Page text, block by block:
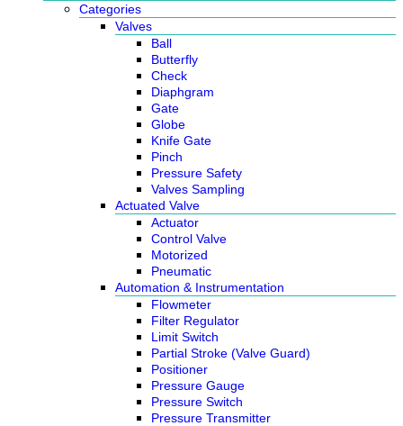
Categories
Valves
Ball
Butterfly
Check
Diaphgram
Gate
Globe
Knife Gate
Pinch
Pressure Safety
Valves Sampling
Actuated Valve
Actuator
Control Valve
Motorized
Pneumatic
Automation & Instrumentation
Flowmeter
Filter Regulator
Limit Switch
Partial Stroke (Valve Guard)
Positioner
Pressure Gauge
Pressure Switch
Pressure Transmitter